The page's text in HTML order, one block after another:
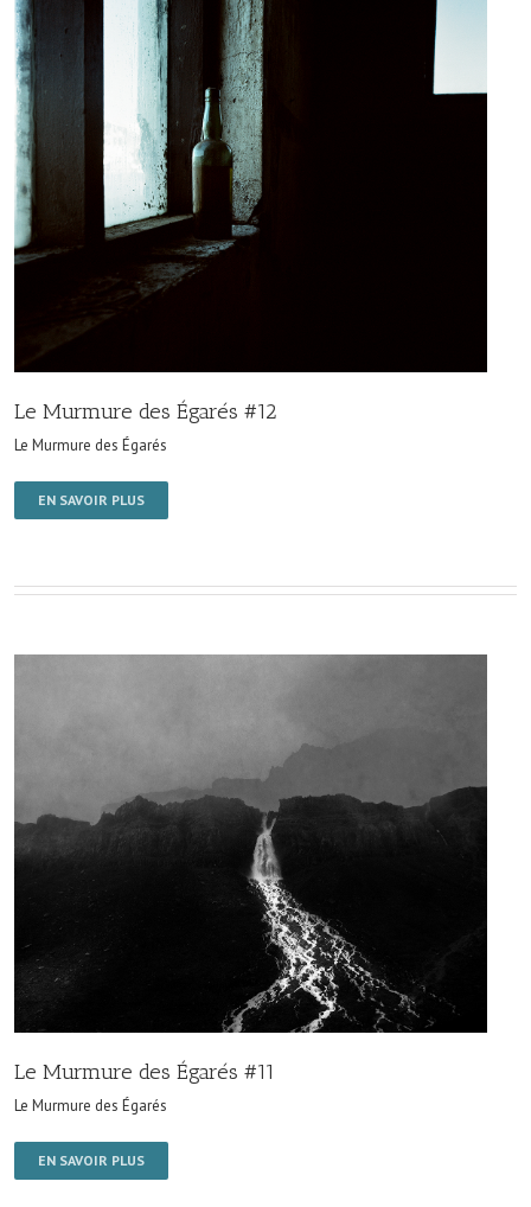
Le Murmure des Égarés #12
Le Murmure des Égarés
EN SAVOIR PLUS
Le Murmure des Égarés #11
Le Murmure des Égarés
EN SAVOIR PLUS